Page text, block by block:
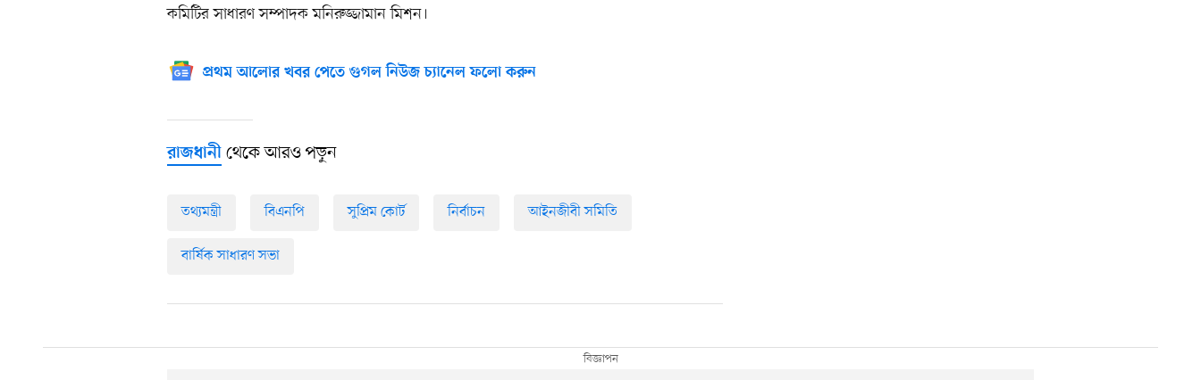
কমিটির সাধারণ সম্পাদক মনিরুজ্জামান মিশন।
প্রথম আলোর খবর পেতে গুগল নিউজ চ্যানেল ফলো করুন
রাজধানী থেকে আরও পড়ুন
তথ্যমন্ত্রী বিএনপি সুপ্রিম কোর্ট নির্বাচন আইনজীবী সমিতি
বার্ষিক সাধারণ সভা